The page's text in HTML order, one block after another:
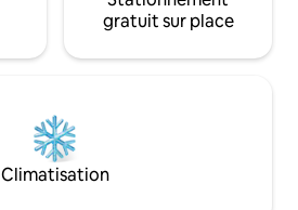
gratuit sur place
Climatisation